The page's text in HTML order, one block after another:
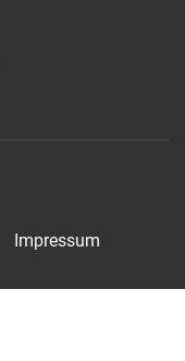
Impressum